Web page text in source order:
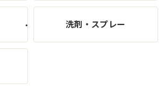
洗剤・スプレー